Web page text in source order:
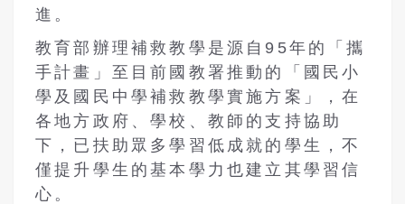
進。
教育部辦理補救教學是源自 95年的「攜
手計畫」至目前國教署推動的「國民小
學及國民中學補救教學實施方案」，在
各地方政府、學校、教師的支持協助
下，已扶助眾多學習低成就的學生，不
僅提升學生的基本學力也建立其學習信
心。